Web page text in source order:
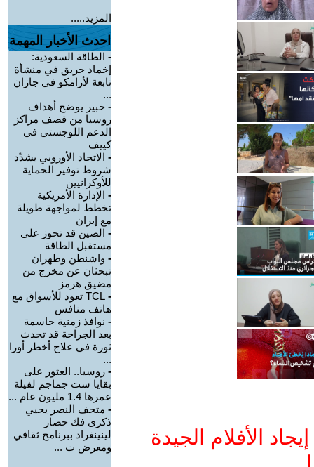
الأفلام الجيدة
المزيد.....
احدث الأخبار المهمة
- الطاقة السعودية:
إخماد حريق في منشأة
تابعة لأرامكو في جازان
...
- خبير يوضح أهداف
روسيا من قصف مراكز
الدعم اللوجستي في
كييف
- الاتحاد الأوروبي يشدّد
شروط توفير الحماية
للأوكرانيين
- الإدارة الأمريكية
تخطط لمواجهة طويلة
مع إيران
- الصين قد تحوز على
مستقبل الطاقة
- واشنطن وطهران
تبحثان عن مخرج من
مضيق هرمز
-
TCL تعود للأسواق مع
هاتف منافس
- نوافذ زمنية حاسمة
بعد الجراحة قد تحدث
ثورة في علاج أخطر أورا
...
- روسيا.. العثور على
بقايا ست جماجم لفيلة
عمرها 1.4 مليون عام ...
- متحف النصر يحيي
ذكرى فك حصار
لينينغراد ببرنامج ثقافي
ومعرض ت ...